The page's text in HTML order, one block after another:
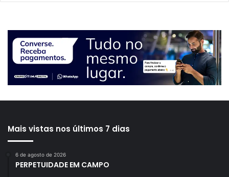
Mais vistas nos últimos 7 dias
6 de agosto de 2026
PERPETUIDADE EM CAMPO